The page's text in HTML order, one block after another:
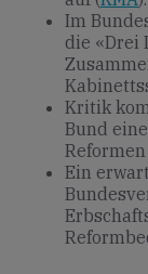
Im
die «Drei
Kritik
Bund
Ein